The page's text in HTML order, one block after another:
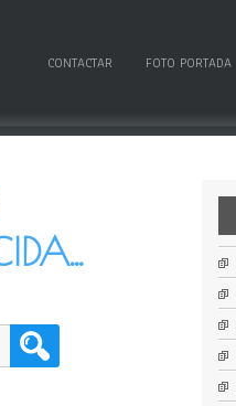
CONTACTAR FOTO PORTADA